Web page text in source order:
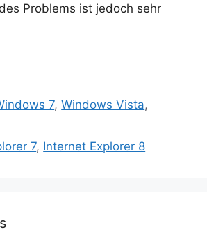
Problems ist jedoch sehr
7,Windows Vista,
7, Internet Explorer 8